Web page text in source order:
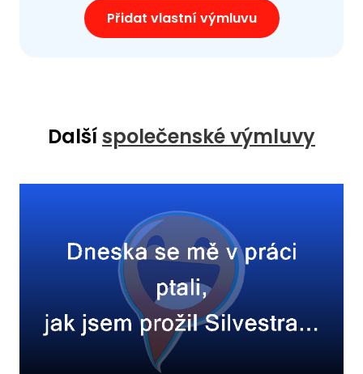
Přidat vlastní výmluvu
Dalšíspolečenské výmluvy